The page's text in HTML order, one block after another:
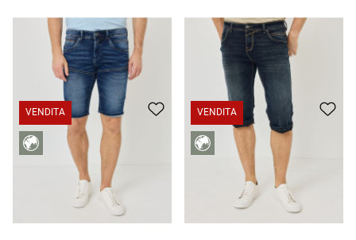
CHF 39.95 CHF 29.95 CHF 49.95 CHF 29.95
VENDITA VENDITA